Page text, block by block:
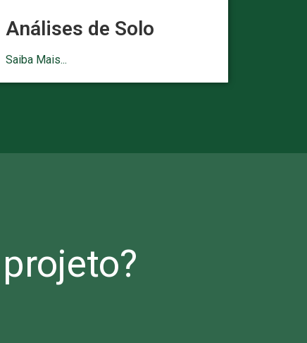
Análises de Solo
Saiba Mais...